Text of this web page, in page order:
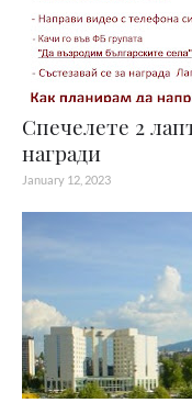
Спечелете 2
награди
January 12, 2023